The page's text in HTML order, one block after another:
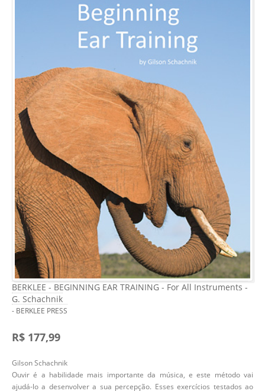
BERKLEE - BEGINNING EAR TRAINING - For All Instruments -
G. Schachnik
- BERKLEE PRESS
R$ 177,99
Gilson Schachnik
Ouvir é a habilidade mais importante da música, e este método vai
ajudá-lo a desenvolver a sua percepção. Esses exercícios testados ao